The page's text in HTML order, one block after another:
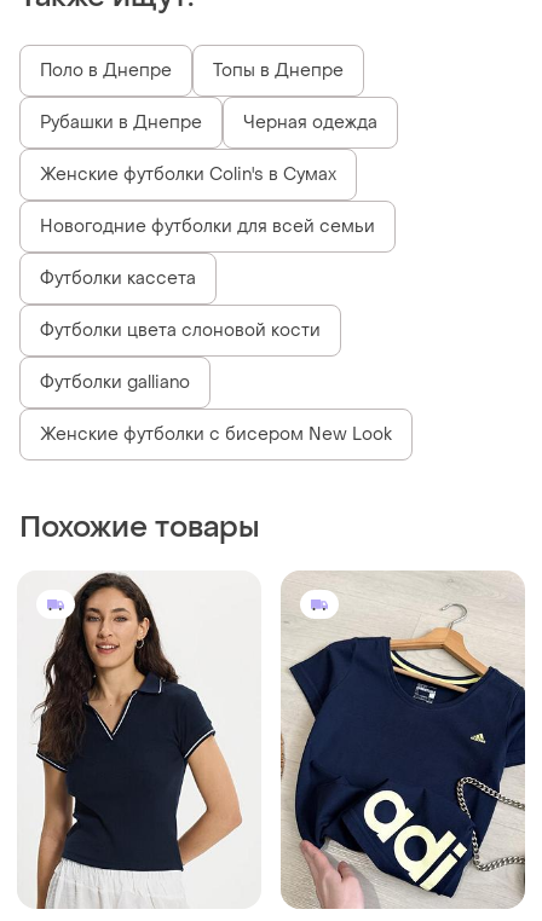
Поло в Днепре Топы в Днепре
Рубашки в Днепре Черная одежда
Женские футболки Colin's в Сумах
Новогодние футболки для всей семьи
Футболки кассета
Футболки цвета слоновой кости
Футболки galliano
Женские футболки с бисером New Look
Похожие товары